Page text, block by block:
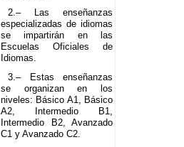
2.– Las enseñanzas
especializadas de idiomas
se impartirán en las
Escuelas Oficiales de
Idiomas.
3.– Estas enseñanzas
se organizan en los
niveles: Básico A1, Básico
A2, Intermedio B1,
Intermedio B2, Avanzado
C1 y Avanzado C2.